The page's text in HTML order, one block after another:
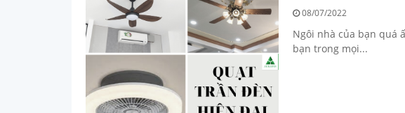
08/07/2022
Ngôi nhà của bạn quá
bạn trong mọi...